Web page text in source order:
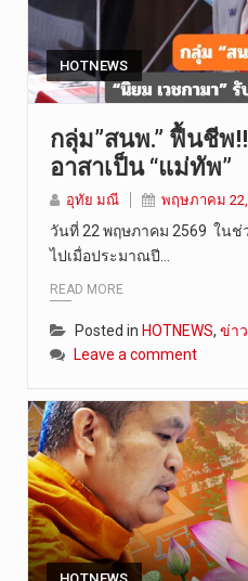
วันที่
วัดส
การ
วันที่
HOTNEWS
กลุ่ม”สนพ.” ฟื้นชีพ
อาสาเป็น “แม่ทัพ”
อุทัย มณี พฤษภาคม 22,
วันที่ 22 พฤษภาคม 2569 ในช่
ไปเมื่อประมาณปี…
READ MORE
Posted in HOTNEWS, ข่า
Leave a comment